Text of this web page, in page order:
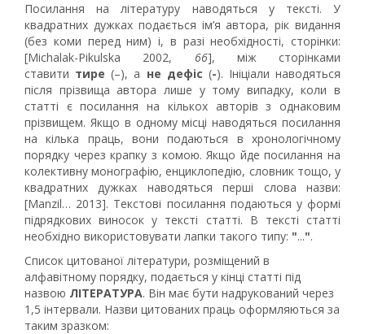
Посилання на літературу наводяться у тексті. У
квадратних дужках подається ім’я автора, рік видання
(без коми перед ним) і, в разі необхідності, сторінки:
[Michalak-Pikulska 2002, 66], між сторінками
ставити тире(–), а не дефіс (-). Ініціали наводяться
після прізвища автора лише у тому випадку, коли в
статті є посилання на кількох авторів з однаковим
прізвищем. Якщо в одному місці наводяться посилання
на кілька праць, вони подаються в хронологічному
порядку через крапку з комою. Якщо йде посилання на
колективну монографію, енциклопедію, словник тощо, у
квадратних дужках наводяться перші слова назви:
[Manzil… 2013]. Текстові посилання подаються у формі
підрядкових виносок у тексті статті. В тексті статті
необхідно використовувати лапки такого типу: "...".
Список цитованої літератури, розміщений в
алфавітному порядку, подається у кінці статті під
назвою ЛІТЕРАТУРА. Він має бути надрукований через
1,5 інтервали. Назви цитованих праць оформляються за
таким зразком: